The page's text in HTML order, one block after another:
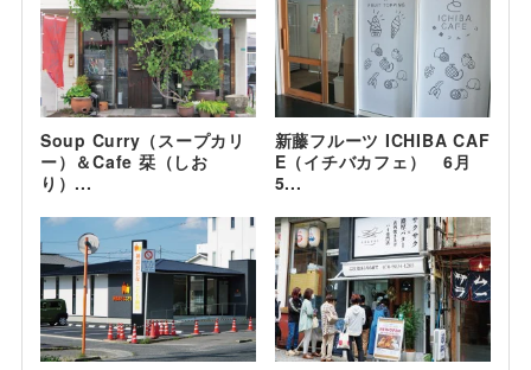
Soup Curry（スープカリ
ー）＆Cafe 栞（しお
り）...
新藤フルーツ ICHIBA CAF
E（イチバカフェ） 6月
5...